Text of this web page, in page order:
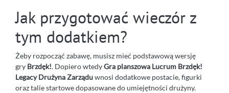
Jak przygotować wieczór z
tym dodatkiem?
Żeby rozpocząć zabawę, musisz mieć podstawową wersję
gry Brzdęk!. Dopiero wtedyGra planszowa Lucrum Brzdęk!
Legacy Drużyna Zarząduwnosi dodatkowe postacie, figurki
oraz talie startowe dopasowane do umiejętności drużyny.